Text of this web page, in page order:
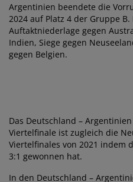
Argentinien beendete die
2024 auf Platz 4 der Gruppe
Auftaktniederlage gegen
Indien, Siege gegen
gegen Belgien.
Das Deutschland –
Viertelfinale ist zugleich die
Viertelfinales von 2021 indem
3:1 gewonnen hat.
In den Deutschland –